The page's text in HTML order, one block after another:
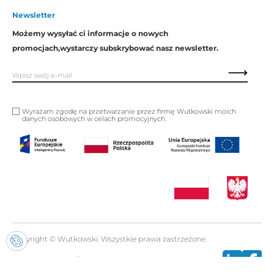
Newsletter
Możemy wysyłać ci informacje o nowych
promocjach,wystarczy subskrybować nasz newsletter.
Wyrażam zgodę na przetwarzanie przez firmę Wutkowski moich
danych osobowych w celach promocyjnych.
Imset.it
Copyright © Wutkowski. Wszystkie prawa zastrzeżone.